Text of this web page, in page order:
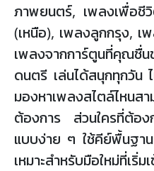
ภาพยนตร์, เพลงเพื่อชี
(เหนือ), เพลงลูกกรุง, เ
เพลงจากการ์ตูนที่คุณชื่
ดนตรี เล่นได้สนุกทุกวัน
มองหาเพลงสไตล์ไหนส
ต้องการ ส่วนใครที่ต้อง
แบบง่าย ๆ ใช้คีย์พื้นฐาน
เหมาะสำหรับมือใหม่ที่เ